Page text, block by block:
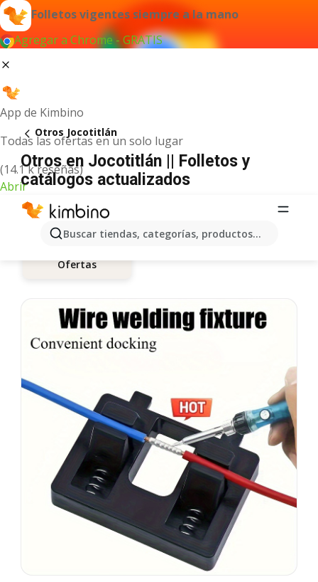
Folletos vigentes siempre a la mano
Agregar a Chrome - GRATIS
App de Kimbino
Todas las ofertas en un solo lugar
(14.1 k reseñas)
Abrir
Buscar tiendas, categorías, productos...
Otros Jocotitlán
Otros en Jocotitlán || Folletos y
catálogos actualizados
Ofertas